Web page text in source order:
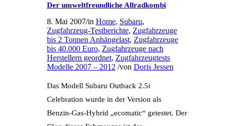
Der umweltfreundliche Allradkombi
8. Mai 2007/in Home, Subaru,
Zugfahrzeug-Testberichte, Zugfahrzeuge
bis 2 Tonnen Anhängelast, Zugfahrzeuge
bis 40.000 Euro, Zugfahrzeuge nach
Herstellern geordnet, Zugfahrzeugtests
Modelle 2007 – 2012 /von Doris Jessen
Das Modell Subaru Outback 2.5i
Celebration wurde in der Version als
Benzin-Gas-Hybrid „ecomatic“ getestet. Der